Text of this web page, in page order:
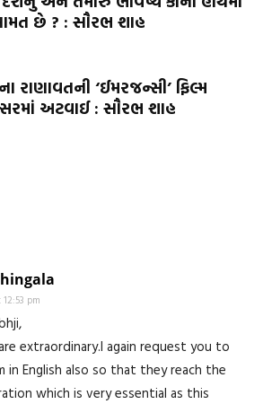
છે ? : સૌરભ શાહ
રાણાવતની ‘ઈમરજન્સી’ ફિલ્મ
અટવાઈ : સૌરભ શાહ
pm
extraordinary.I again request you to
in English also so that they reach the
which is very essential as this